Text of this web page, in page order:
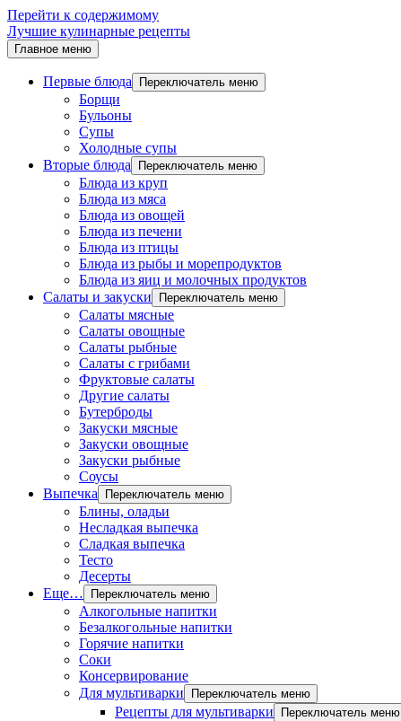
Перейти к содержимому
Лучшие кулинарные рецепты
Главное меню
Первые блюда Переключатель меню
Борщи
Бульоны
Супы
Холодные супы
Вторые блюда
Переключатель меню
Блюда из круп
Блюда из мяса
Блюда из овощей
Блюда из печени
Блюда из птицы
Блюда из рыбы и морепродуктов
Блюда из яиц и молочных продуктов
Салаты и закуски
Переключатель меню
Салаты мясные
Салаты овощные
Салаты рыбные
Салаты с грибами
Фруктовые салаты
Другие салаты
Бутерброды
Закуски мясные
Закуски овощные
Закуски рыбные
Соусы
Выпечка
Переключатель меню
Блины, оладьи
Несладкая выпечка
Сладкая выпечка
Тесто
Десерты
Еще…
Переключатель меню
Алкогольные напитки
Безалкогольные напитки
Горячие напитки
Соки
Консервирование
Для мультиварки
Переключатель меню
Рецепты для мультиварки Переключатель меню